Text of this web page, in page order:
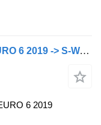
IVECO S WAY - T WAY - X WAY - EURO 6 2019 -> S-WAY Fahrerhaus für IVECO Sattelzugmaschine
6 2019